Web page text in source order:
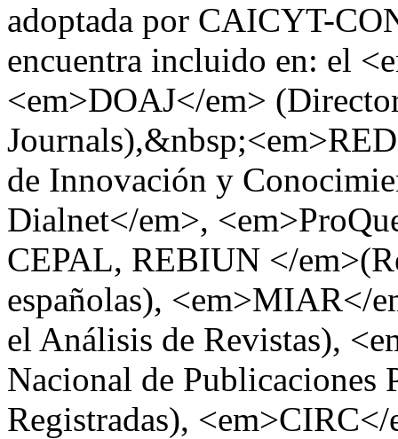
adoptada por CAICYT-
encuentra incluido en: el
<em>DOAJ</em>
de Innovación y
Dialnet</em>,
CEPAL, REBIUN </
españolas), <em>MIAR</
el Análisis de Revistas),
Nacional de Publicaciones
Registradas),